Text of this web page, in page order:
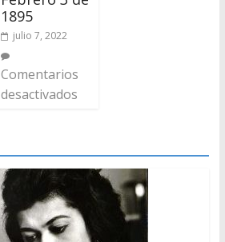
1895
julio 7, 2022
Comentarios
desactivados